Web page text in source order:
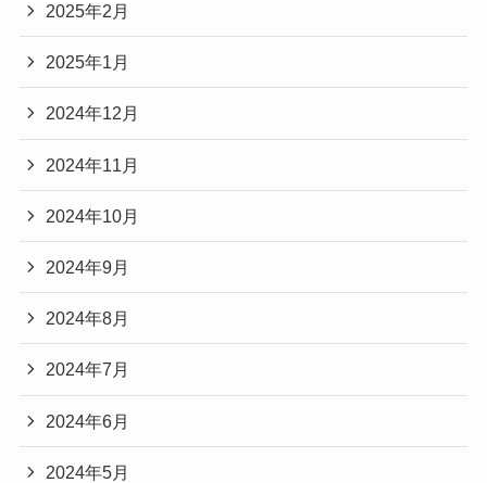
2025年2月
2025年1月
2024年12月
2024年11月
2024年10月
2024年9月
2024年8月
2024年7月
2024年6月
2024年5月